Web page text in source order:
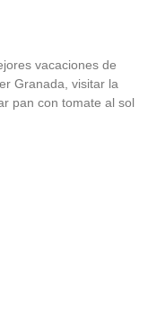
vacaciones de
Granada, visitar la
pan con tomate al sol